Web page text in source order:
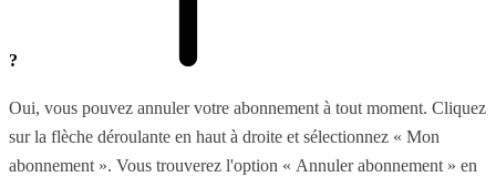
?
Oui, vous pouvez annuler votre abonnement à tout moment. Cliquez
sur la flèche déroulante en haut à droite et sélectionnez « Mon
abonnement ». Vous trouverez l'option « Annuler abonnement » en